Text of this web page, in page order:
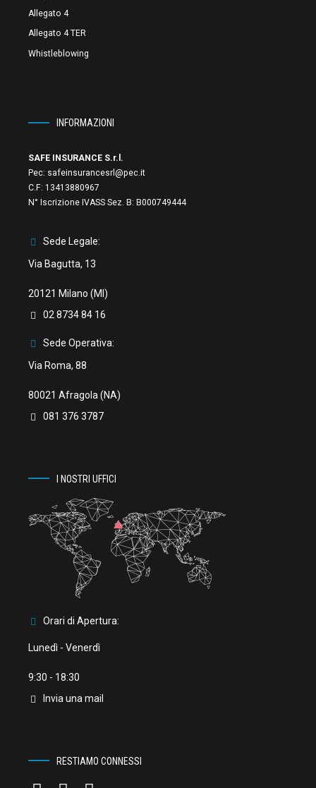
Allegato 4
Allegato 4 TER
Whistleblowing
INFORMAZIONI
SAFE INSURANCE S.r.l.
Pec: safeinsurancesrl@pec.it
C.F: 13413880967
N° Iscrizione IVASS Sez. B: B000749444
Sede Legale:
Via Bagutta, 13
20121 Milano (MI)
02 8734 84 16
Sede Operativa:
Via Roma, 88
80021 Afragola (NA)
081 376 3787
I NOSTRI UFFICI
Orari di Apertura:
Lunedì - Venerdì
9:30 - 18:30
Invia una mail
RESTIAMO CONNESSI